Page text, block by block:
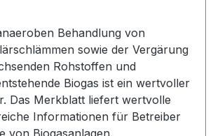
Behandlung von
sowie der Vergärung
Rohstoffen und
Biogas ist ein wertvoller
Das Merkblatt liefert wertvolle
Informationen für Betreiber
von Biogasanlagen.